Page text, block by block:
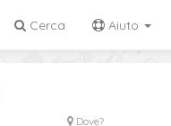
Cerca Aiuto
Dove?